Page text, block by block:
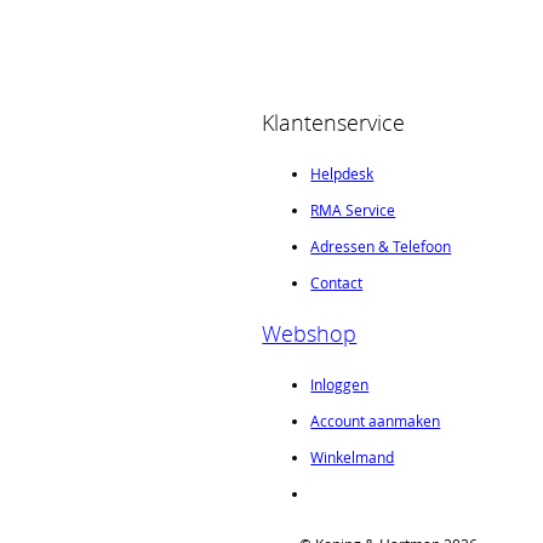
Klantenservice
Helpdesk
RMA Service
Adressen & Telefoon
Contact
Webshop
Inloggen
Account aanmaken
Winkelmand